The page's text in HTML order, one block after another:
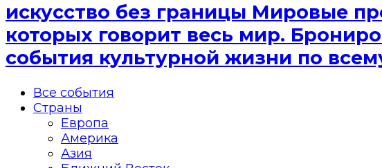
искусство без границы Мировые
которых говорит весь мир.
события культурной жизни по
Все события
Страны
Европа
Америка
Азия